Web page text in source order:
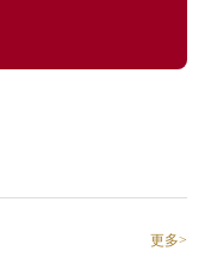
更多>